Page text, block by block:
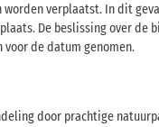
worden verplaatst. In dit
De beslissing over de
de datum genomen.
door prachtige